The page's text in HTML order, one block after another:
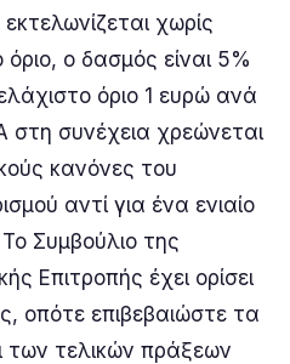
χωρίς
ο δασμός είναι 5%
όριο 1 ευρώ ανά
στη συνέχεια χρεώνεται
κανόνες του
αντί για ένα ενιαίο
Συμβούλιο της
Επιτροπής έχει ορίσει
οπότε επιβεβαιώστε τα
των τελικών πράξεων